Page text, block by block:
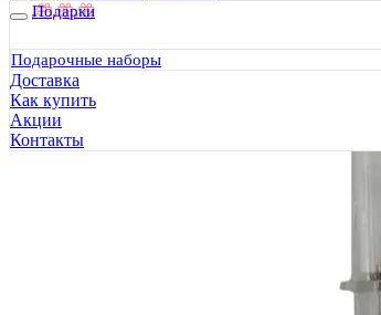
Подарки
Подарочные наборы
Доставка
Как купить
Акции
Контакты